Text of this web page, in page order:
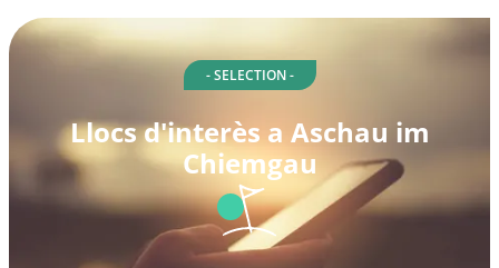
- SELECTION -
Llocs d'interès a Aschau im
Chiemgau